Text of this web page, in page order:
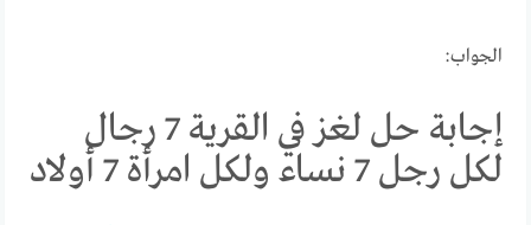
الجواب:
إجابة حل لغز في القرية 7 رجال
لكل رجل 7 نساء ولكل امرأة 7 أولاد